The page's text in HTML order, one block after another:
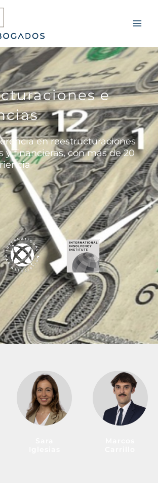
e
en reestructuraciones
y financieras, con más de 20